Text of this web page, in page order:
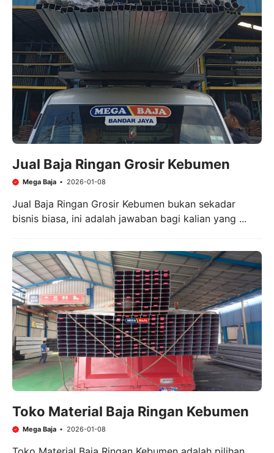
Jual Baja Ringan Grosir Kebumen
Mega Baja 2026-01-08
Jual Baja Ringan Grosir Kebumen bukan sekadar
bisnis biasa, ini adalah jawaban bagi kalian yang ...
Toko Material Baja Ringan Kebumen
Mega Baja 2026-01-08